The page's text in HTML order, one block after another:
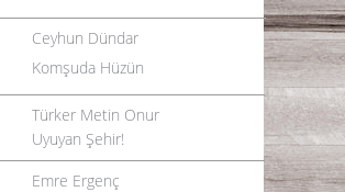
Ceyhun Dündar
Komşuda Hüzün
Türker Metin Onur
Uyuyan Şehir!
Emre Ergenç